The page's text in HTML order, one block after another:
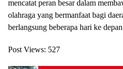
mencatat peran besar dalam
olahraga yang bermanfaat bagi
berlangsung beberapa hari ke
Post Views: 527